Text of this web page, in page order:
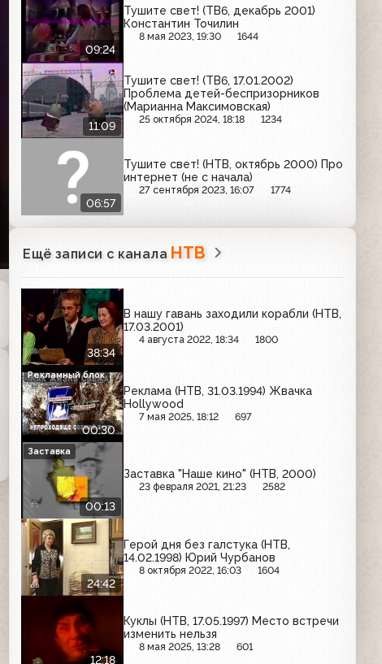
09:24
Тушите свет! (ТВ6, декабрь 2001)
Константин Точилин
8 мая 2023, 19:30 1644
11:09
Тушите свет! (ТВ6, 17.01.2002)
Проблема детей-беспризорников
(Марианна Максимовская)
25 октября 2024, 18:18 1234
06:57
Тушите свет! (НТВ, октябрь 2000) Про
интернет (не с начала)
27 сентября 2023, 16:07 1774
Ещё записи с канала НТВ
38:34
В нашу гавань заходили корабли (НТВ,
17.03.2001)
4 августа 2022, 18:34 1800
00:30
Реклама (НТВ, 31.03.1994) Жвачка
Hollywood
7 мая 2025, 18:12 697
Рекламный блок
00:13
Заставка "Наше кино" (НТВ, 2000)
23 февраля 2021, 21:23 2582
Заставка
24:42
Герой дня без галстука (НТВ,
14.02.1998) Юрий Чурбанов
8 октября 2022, 16:03 1604
12:18
Куклы (НТВ, 17.05.1997) Место встречи
изменить нельзя
8 мая 2025, 13:28 601